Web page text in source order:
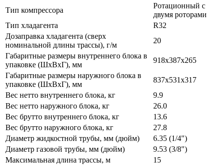
Тип компрессора
Ротационный с
двумя роторами
Тип хладагента
R32
Дозаправка хладагента (сверх
номинальной длины трассы), г/м
20
Габаритные размеры внутреннего блока в
упаковке (ШxВxГ), мм
918x387x265
Габаритные размеры наружного блока в
упаковке (ШxВxГ), мм
837x531x317
Вес нетто внутреннего блока, кг
9.9
Вес нетто наружного блока, кг
26.0
Вес брутто внутреннего блока, кг
13.6
Вес брутто наружного блока, кг
27.8
Диаметр жидкостной трубы, мм (дюйм)
6.35 (1/4")
Диаметр газовой трубы, мм (дюйм)
9.53 (3/8")
Максимальная длина трассы, м
15